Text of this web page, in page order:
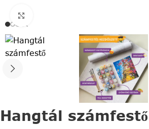
Hangtál számfestő